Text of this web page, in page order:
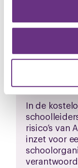
en om ons
partners voor
partners kunnen
informatie die u
verzameld op
U kunt uw
het ronde cookie-
pagina.
Opleiding
In de
risico’s van
inzet voor